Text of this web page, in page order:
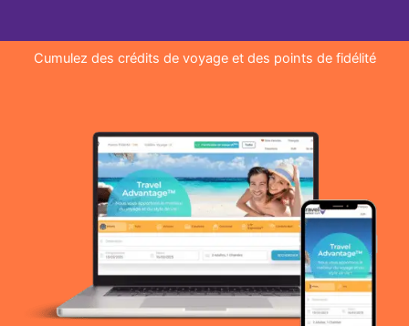
Cumulez des crédits de voyage et des points de fidélité